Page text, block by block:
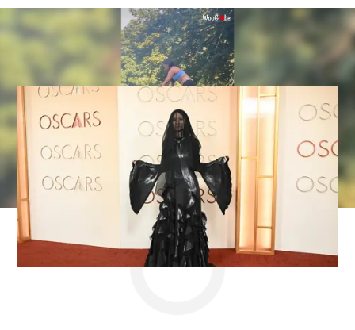
Los mejores memes de los Oscar
2026: Chalamet, DiCaprio y Zhao
película challenge